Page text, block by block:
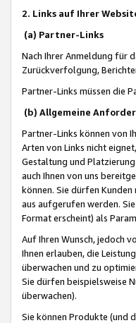
2. Links auf Ihrer
(a) Partner-Links
Nach Ihrer Anmeldung für
Zurückverfolgung,
Partner-Links müssen die
(b) Allgemeine
Partner-Links können von
Arten von Links nicht
Gestaltung und
auch Ihnen von uns
können. Sie dürfen
aus aufgerufen werden.
Format erscheint) als
Auf Ihren Wunsch, jedoch
Ihnen erlauben, die
überwachen und zu
Sie dürfen beispielsweise
überwachen).
Sie können Produkte (und